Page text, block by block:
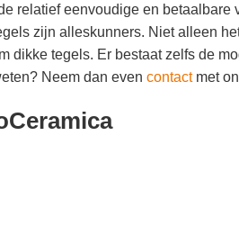
relatief eenvoudige en betaalbare
zijn alleskunners. Niet alleen
dikke tegels. Er bestaat zelfs de
Neem dan evencontactmet